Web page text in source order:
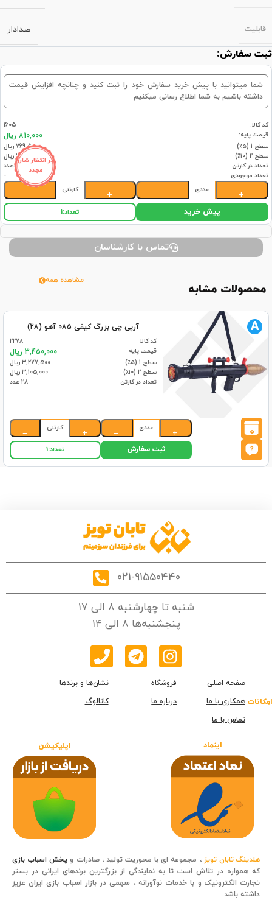
قابلیت صدادار
ثبت سفارش:
شما میتوانید با پیش خرید سفارش خود را ثبت کنید و چنانچه افزایش قیمت
داشته باشیم به شما اطلاع رسانی میکنیم
در انتظار شارژ
مجدد
کد کالا:
1605
قیمت پایه:
810,000 ریال
سطح 1 (۵٪)
769,500 ریال
سطح 2 (۱۰٪)
729,000 ریال
تعداد در کارتن
54عدد
تعداد موجودی
-
+
عددی
−
+
کارتنی
−
پیش خرید تعداد:1
تماس با کارشناسان
محصولات مشابه
مشاهده همه
آرپی چی بزرگ کیفی 085 آهو (28)
کد کالا
2278
قیمت پایه
3,450,000 ریال
سطح 1 (۵٪)
3,277,500 ریال
سطح 2 (۱۰٪)
3,105,000 ریال
تعداد در کارتن
28 عدد
0
A
+
عددی
−
+
کارتنی
−
ثبت سفارش تعداد:1
021-91550440
شنبه تا چهارشنبه 8 الی 17
پنجشنبه‌ها 8 الی 14
امکانات
صفحه اصلی فروشگاه
نشان‌ها و برندها
همکاری با ما
درباره ما
کاتالوگ
تماس با ما
اینماد اپلیکیشن
هلدینگ تابان تویز ، مجموعه ای با محوریت تولید ، صادرات و پخش اسباب بازی
که همواره در تلاش است تا به نمایندگی از بزرگترین برندهای ایرانی در بستر
تجارت الکترونیک و با خدمات نوآورانه ، سهمی در بازار اسباب بازی ایران عزیز
داشته باشد.